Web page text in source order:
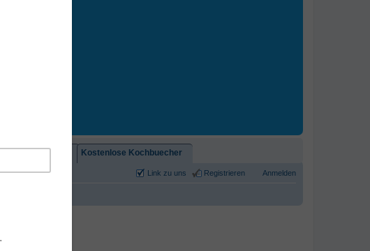
Kostenlose Kochbuecher
Anmelden
Registrieren
Link zu uns